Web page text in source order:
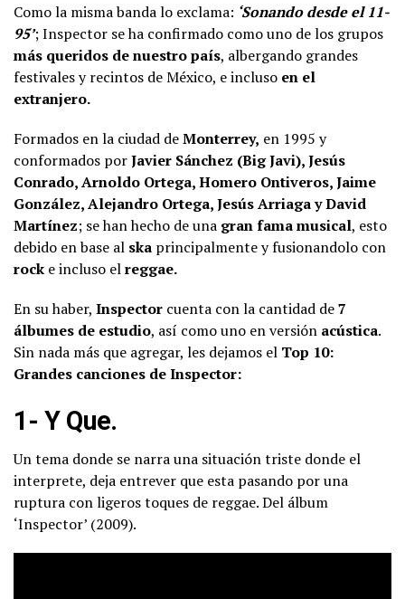
Como la misma banda lo exclama: ‘Sonando desde el 11-
95’; Inspector se ha confirmado como uno de los grupos
más queridos de nuestro país, albergando grandes
festivales y recintos de México, e incluso en el
extranjero.
Formados en la ciudad deMonterrey, en 1995 y
conformados porJavier Sánchez (Big Javi), Jesús
Conrado, Arnoldo Ortega, Homero Ontiveros, Jaime
González, Alejandro Ortega, Jesús Arriaga y David
Martínez; se han hecho de una gran fama musical, esto
debido en base al ska principalmente y fusionandolo con
rock e incluso elreggae.
En su haber, Inspector cuenta con la cantidad de7
álbumes de estudio, así como uno en versión acústica.
Sin nada más que agregar, les dejamos el Top 10:
Grandes canciones de Inspector:
1- Y Que.
Un tema donde se narra una situación triste donde el
interprete, deja entrever que esta pasando por una
ruptura con ligeros toques de reggae. Del álbum
‘Inspector’ (2009).